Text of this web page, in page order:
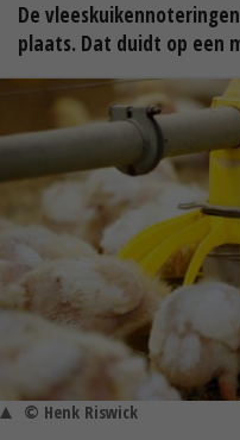
De
plaats. Dat duidt op een
© Henk Riswick